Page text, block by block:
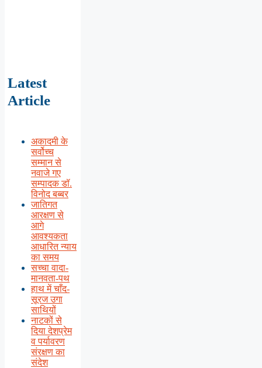
Latest
Article
अकादमी के
सर्वोच्च
सम्मान से
नवाजे गए
सम्पादक डॉ.
विनोद बब्बर
जातिगत
आरक्षण से
आगे
आवश्यकता
आधारित न्याय
का समय
सच्चा वादा-
मानवता-पथ
हाथ में चाँद-
सूरज उगा
साथियों
नाटकों से
दिया देशप्रेम
व पर्यावरण
संरक्षण का
संदेश